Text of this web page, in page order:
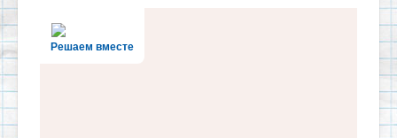
Решаем вместе